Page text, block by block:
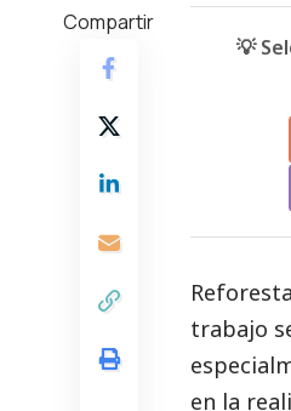
Compartir
💡
Reforesta
trabajo
en la